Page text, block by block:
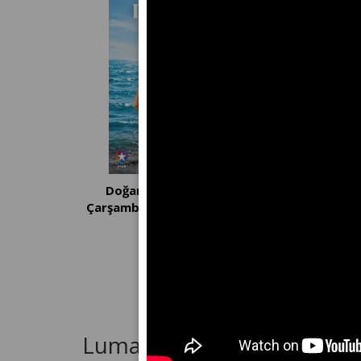
Doğanın Kanunu | Her
Çarşamba 20.00'de STAR'da!
Luma Kısa Film Festivali